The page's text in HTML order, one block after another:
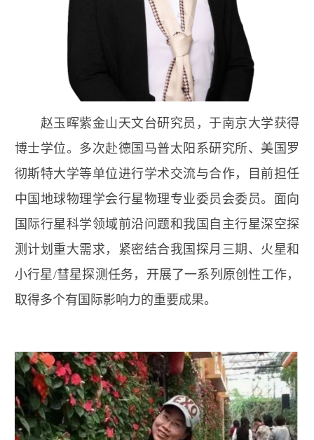
赵玉晖紫金山天文台研究员，于南京大学获得
博士学位。多次赴德国马普太阳系研究所、美国罗
彻斯特大学等单位进行学术交流与合作，目前担任
中国地球物理学会行星物理专业委员会委员。面向
国际行星科学领域前沿问题和我国自主行星深空探
测计划重大需求，紧密结合我国探月三期、火星和
小行星/彗星探测任务，开展了一系列原创性工作，
取得多个有国际影响力的重要成果。